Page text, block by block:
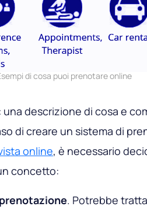
di cosa puoi prenotare online
: una descrizione di cosa e
di creare un sistema di
online, è necessario
concetto:
. Potrebbe